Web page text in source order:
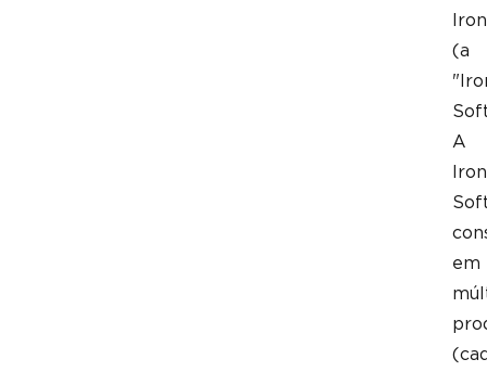
Iron
(a
A
Iron
em